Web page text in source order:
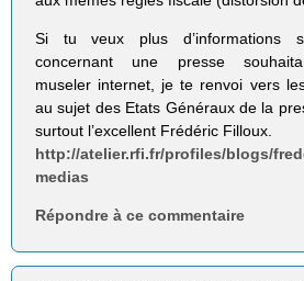
Si tu veux plus d’informations
concernant une presse
museler internet, je te renvoi vers
au sujet des Etats Généraux de la
surtout l’excellent Frédéric Filloux.
http://atelier.rfi.fr/profiles/blogs/
medias
Répondre à ce commentaire